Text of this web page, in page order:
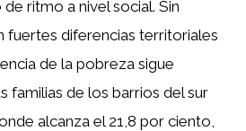
ritmo a nivel social. Sin
fuertes diferencias territoriales
de la pobreza sigue
familias de los barrios del sur
alcanza el 21,8 por ciento,